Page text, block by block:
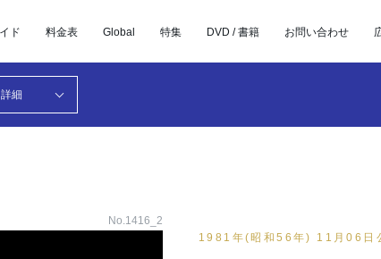
ド 料金表 Global 特集 DVD / 書籍 お問い合わせ
詳細
No.1416_2
1981年(昭和56年) 11月06日